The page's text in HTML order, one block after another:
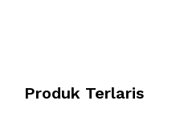
Produk Terlaris